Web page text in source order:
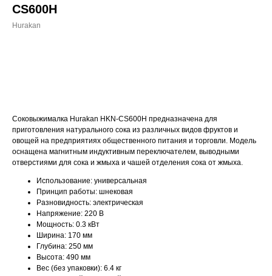
CS600H
Hurakan
Соковыжималка Hurakan HKN-CS600H предназначена для
приготовления натурального сока из различных видов фруктов и
овощей на предприятиях общественного питания и торговли. Модель
оснащена магнитным индуктивным переключателем, выводными
отверстиями для сока и жмыха и чашей отделения сока от жмыха.
Использование: универсальная
Принцип работы: шнековая
Разновидность: электрическая
Напряжение: 220 В
Мощность: 0.3 кВт
Ширина: 170 мм
Глубина: 250 мм
Высота: 490 мм
Вес (без упаковки): 6.4 кг